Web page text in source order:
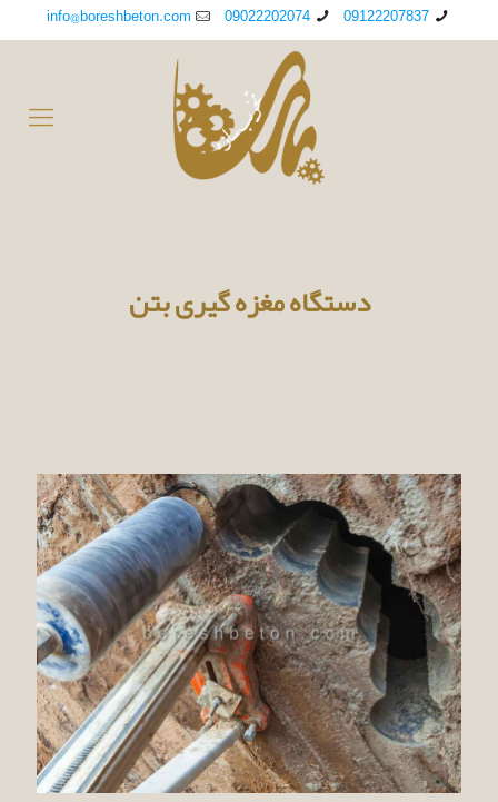
09122207837
09022202074
info@boreshbeton.com
دستگاه مغزه گیری بتن